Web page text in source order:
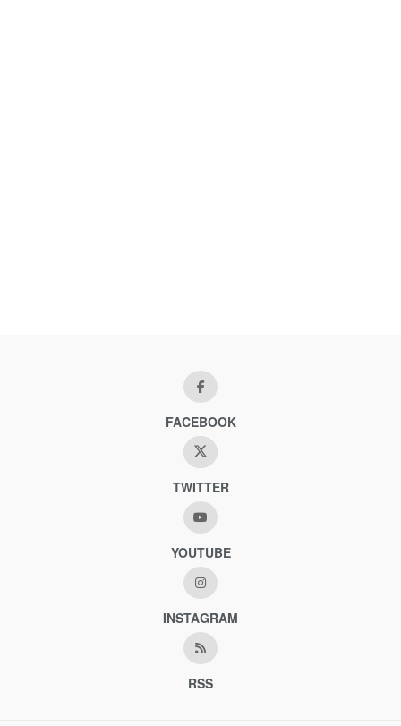
FACEBOOK
TWITTER
YOUTUBE
INSTAGRAM
RSS